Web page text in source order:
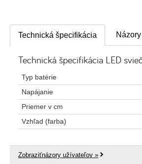
Technická špecifikácia
Technická špecifikácia LED
Typ batérie
Napájanie
Priemer v cm
Vzhľad (farba)
Zobraziťnázory užívateľov »